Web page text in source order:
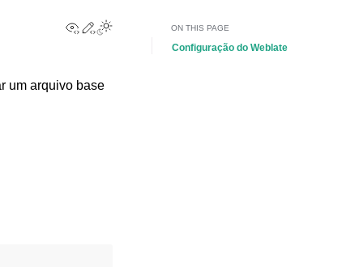
View this page
Edit this page
Toggle Light / Dark / Auto color theme
um arquivo base
ON THIS PAGE
Configuração do Weblate